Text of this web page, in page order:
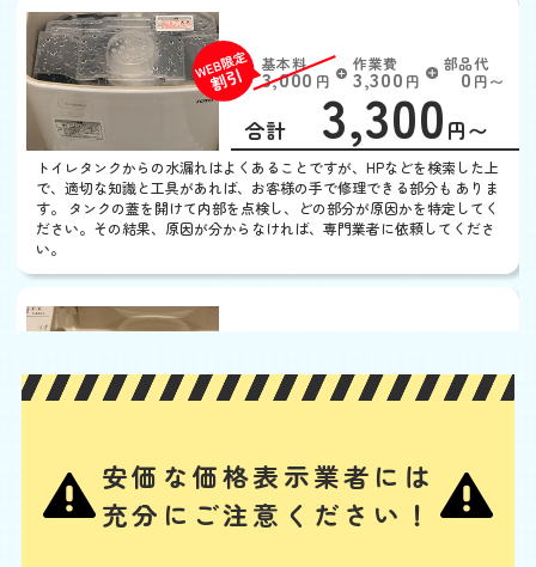
基本料
3,000 円 W
EB
限
定
割
引
作業費
3,300 円
部品代
0円〜
合計 3,300 円〜
トイレタンクからの水漏れはよくあることですが、HPなどを検索した上
で、適切な知識と工具があれば、お客様の手で修理できる部分も ありま
す。 タンクの蓋を開けて内部を点検し、どの部分が原因かを特定してく
ださい。その結果、原因が分からなければ、専門業者に依頼してくださ
い。
基本料
3,000 W
定
割
引
作業費
3,300
部品代
0
ノズルや内部のバルブユニットの汚れ・劣化、給水ホースの緩みや劣
化、給水フィルターのつまり、水抜き栓の劣化などが、主な水漏れの原
安価な価格表示業者には
充分にご注意ください！